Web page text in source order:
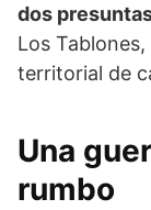
dos
Los
territorial de
Una
rumbo